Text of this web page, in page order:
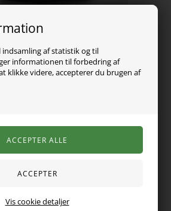
indsamling af statistik og til
informationen til forbedring af
klikke videre, accepterer du brugen af
Vis cookie detaljer